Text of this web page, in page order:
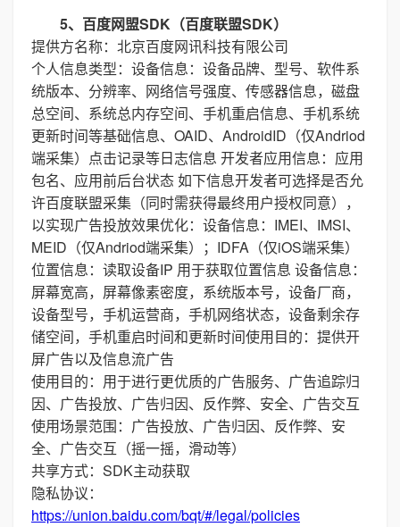
5、百度网盟SDK（百度联盟SDK）
提供方名称：北京百度网讯科技有限公司
个人信息类型：设备信息：设备品牌、型号、软件系
统版本、分辨率、网络信号强度、传感器信息，磁盘
总空间、系统总内存空间、手机重启信息、手机系统
更新时间等基础信息、OAID、AndroidID（仅Andriod
端采集）点击记录等日志信息 开发者应用信息：应用
包名、应用前后台状态 如下信息开发者可选择是否允
许百度联盟采集（同时需获得最终用户授权同意），
以实现广告投放效果优化：设备信息：IMEI、IMSI、
MEID（仅Andriod端采集）；IDFA（仅iOS端采集）
位置信息：读取设备IP 用于获取位置信息 设备信息：
屏幕宽高，屏幕像素密度，系统版本号，设备厂商，
设备型号，手机运营商，手机网络状态，设备剩余存
储空间，手机重启时间和更新时间使用目的：提供开
屏广告以及信息流广告
使用目的：用于进行更优质的广告服务、广告追踪归
因、广告投放、广告归因、反作弊、安全、广告交互
使用场景范围：广告投放、广告归因、反作弊、安
全、广告交互（摇一摇，滑动等）
共享方式：SDK主动获取
隐私协议：
https://union.baidu.com/bqt/#/legal/policies